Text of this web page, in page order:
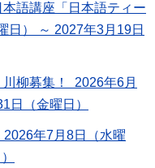
語講座「日本語ティー
日） ～ 2027年3月19日
川柳募集！ 2026年6月
日（金曜日）
年7月8日（水曜